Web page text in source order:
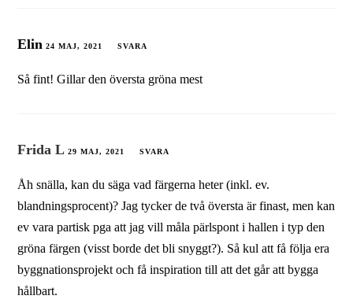
Elin 24 MAJ, 2021 SVARA
Så fint! Gillar den översta gröna mest
Frida L 29 MAJ, 2021 SVARA
Åh snälla, kan du säga vad färgerna heter (inkl. ev.
blandningsprocent)? Jag tycker de två översta är finast, men kan
ev vara partisk pga att jag vill måla pärlspont i hallen i typ den
gröna färgen (visst borde det bli snyggt?). Så kul att få följa era
byggnationsprojekt och få inspiration till att det går att bygga
hållbart.